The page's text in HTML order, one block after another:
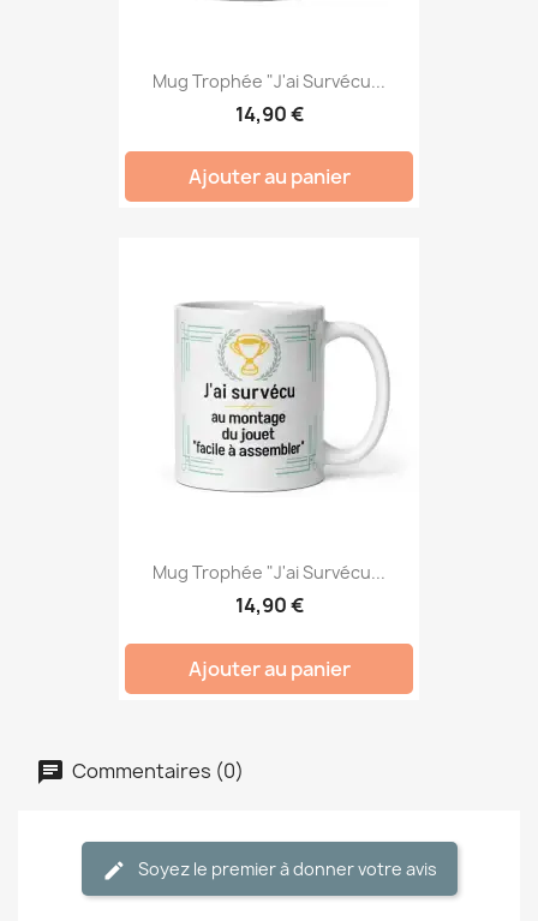
Mug Trophée "J'ai Survécu...
14,90 €
Ajouter au panier
Mug Trophée "J'ai Survécu...
14,90 €
Ajouter au panier
Commentaires (0)
Soyez le premier à donner votre avis